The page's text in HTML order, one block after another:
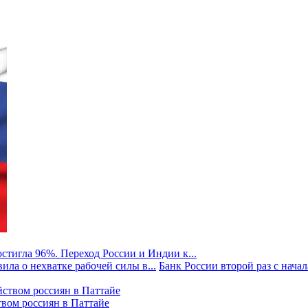
96%. Переход России и Индии к...
о нехватке рабочей силы в... Банк России второй раз с
россиян в Паттайе